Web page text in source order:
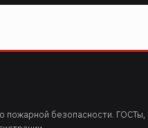
пожарной безопасности.